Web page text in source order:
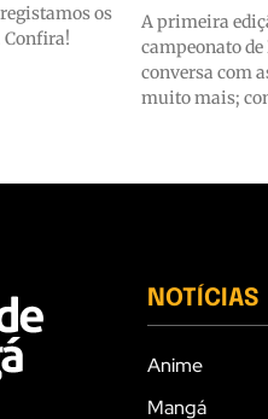
os
Confira!
A primeira
campeonato
conversa com
muito mais;
NOTÍCIAS
Anime
Mangá